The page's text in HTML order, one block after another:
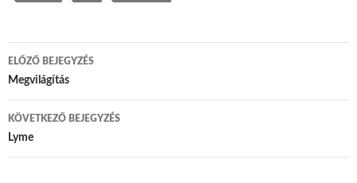
Bejegyzés navigáció
ELŐZŐ BEJEGYZÉS
Megvilágítás
KÖVETKEZŐ BEJEGYZÉS
Lyme